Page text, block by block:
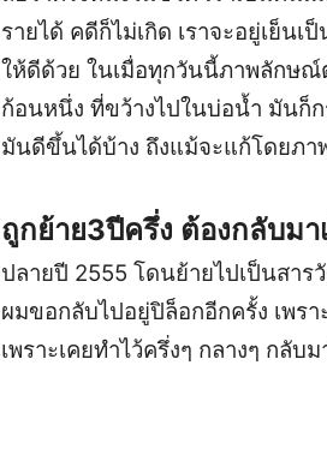
รายได้ คดีก็ไม่เกิด เราจะอยู่เย็น
ให้ดีด้วย ในเมื่อทุกวันนี้ภาพลักษณ์
ก้อนหนึ่ง ที่ขว้างไปในบ่อน้ำ มันก็ก
มันดีขึ้นได้บ้าง ถึงแม้จะแก้โดยภา
ถูกย้าย3ปีครึ่ง ต้องกลับม
ปลายปี 2555 โดนย้ายไปเป็นสา
ผมขอกลับไปอยู่ปิล็อกอีกครั้ง เพร
เพราะเคยทำไว้ครึ่งๆ กลางๆ กลับ